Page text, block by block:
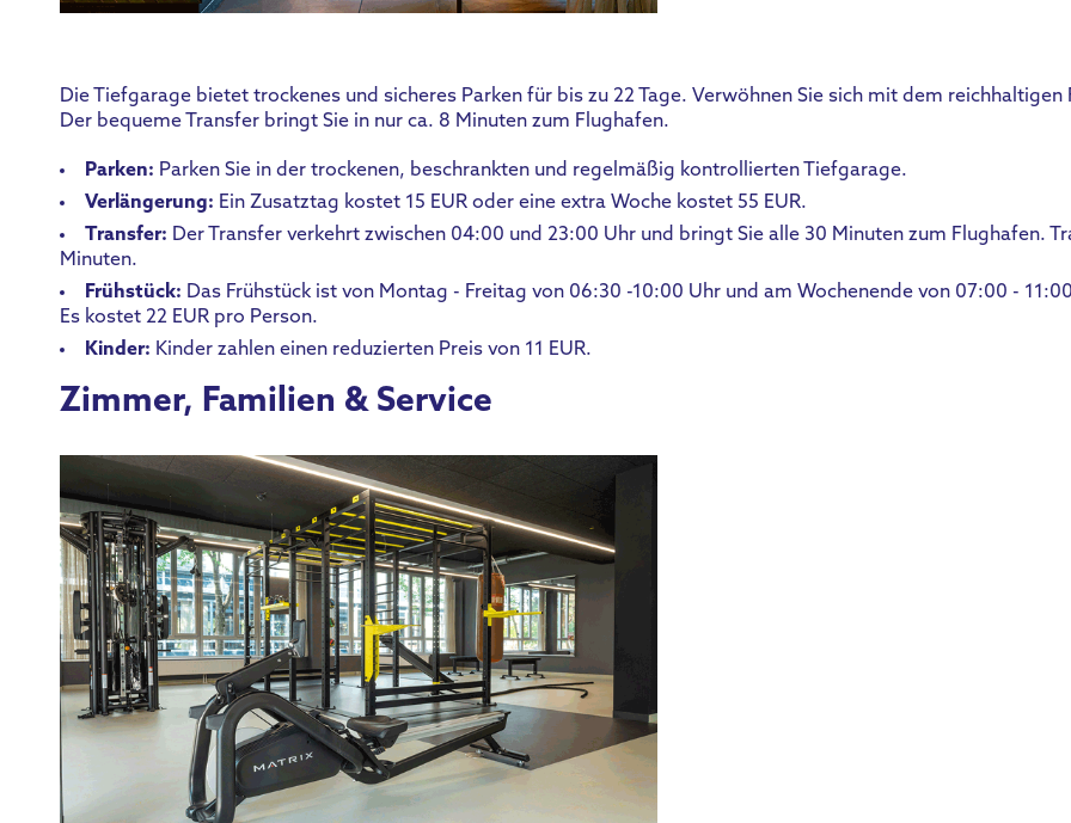
Die Tiefgarage bietet trockenes und sicheres Parken für bis zu 22 Tage. Verwöhnen Sie sich mit dem
Der bequeme Transfer bringt Sie in nur ca. 8 Minuten zum Flughafen.
Parken: Parken Sie in der trockenen, beschrankten und regelmäßig kontrollierten Tiefgarage.
Verlängerung: Ein Zusatztag kostet 15 EUR oder eine extra Woche kostet 55 EUR.
Transfer: Der Transfer verkehrt zwischen 04:00 und 23:00 Uhr und bringt Sie alle 30 Minuten zum Flughafen.
Minuten.
Frühstück: Das Frühstück ist von Montag - Freitag von 06:30 -10:00 Uhr und am Wochenende von 07:00 -
Es kostet 22 EUR pro Person.
Kinder: Kinder zahlen einen reduzierten Preis von 11 EUR.
Zimmer, Familien & Service